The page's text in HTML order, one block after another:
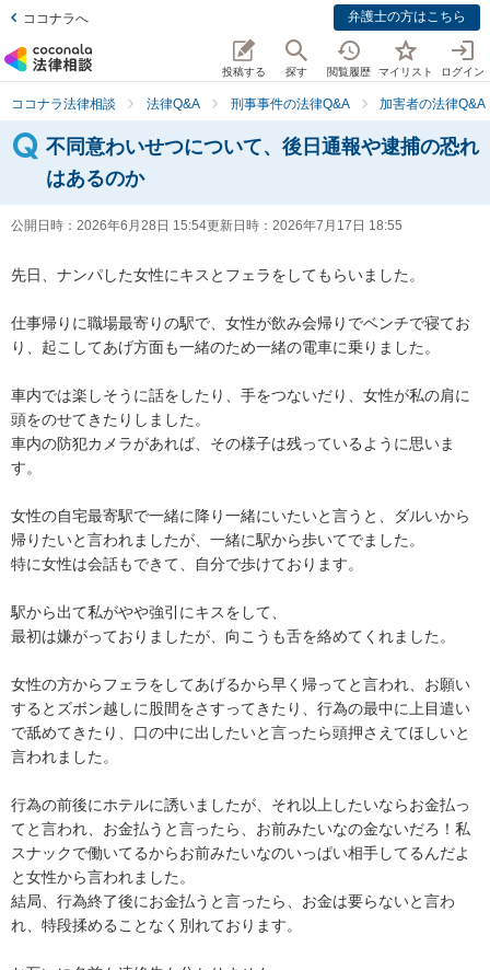
ココナラへ 弁護士の方はこちら
投稿する 探す 閲覧履歴 マイリスト ログイン
ココナラ法律相談 法律Q&A 刑事事件の法律Q&A 加害者の法律Q&A
不同意わいせつについて、後日通報や逮捕の恐れ
はあるのか
公開日時： 2026年6月28日 15:54更新日時： 2026年7月17日 18:55
先日、ナンパした女性にキスとフェラをしてもらいました。
仕事帰りに職場最寄りの駅で、女性が飲み会帰りでベンチで寝てお
り、起こしてあげ方面も一緒のため一緒の電車に乗りました。
車内では楽しそうに話をしたり、手をつないだり、女性が私の肩に
頭をのせてきたりしました。
車内の防犯カメラがあれば、その様子は残っているように思いま
す。
女性の自宅最寄駅で一緒に降り一緒にいたいと言うと、ダルいから
帰りたいと言われましたが、一緒に駅から歩いてでました。
特に女性は会話もできて、自分で歩けております。
駅から出て私がやや強引にキスをして、
最初は嫌がっておりましたが、向こうも舌を絡めてくれました。
女性の方からフェラをしてあげるから早く帰ってと言われ、お願い
するとズボン越しに股間をさすってきたり、行為の最中に上目遣い
で舐めてきたり、口の中に出したいと言ったら頭押さえてほしいと
言われました。
行為の前後にホテルに誘いましたが、それ以上したいならお金払っ
てと言われ、お金払うと言ったら、お前みたいなの金ないだろ！私
スナックで働いてるからお前みたいなのいっぱい相手してるんだよ
と女性から言われました。
結局、行為終了後にお金払うと言ったら、お金は要らないと言わ
れ、特段揉めることなく別れております。